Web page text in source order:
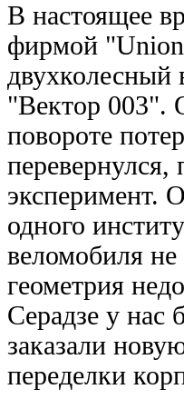
В настоящее
фирмой
двухколесный
"Вектор 003".
повороте
эксперимент.
одного
веломобиля не
геометрия
Серадзе у нас
заказали
переделки